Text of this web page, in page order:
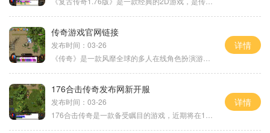
传奇游戏官网链接
发布时间：03-26
详情
176合击传奇发布网新开服
发布时间：03-26
详情